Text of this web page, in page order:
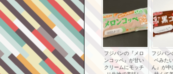
フジパンの『メロ
ンコッペ』が甘い
クリームにモッチ
フジパン
ペみた
ん』が中